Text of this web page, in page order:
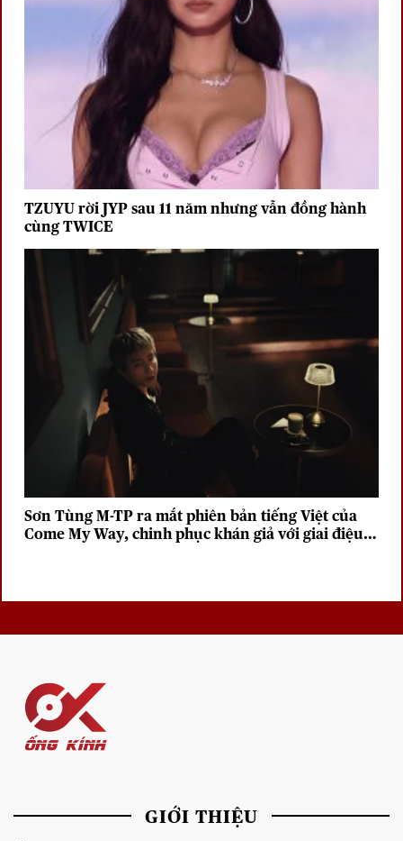
TZUYU rời JYP sau 11 năm nhưng vẫn đồng hành
cùng TWICE
Sơn Tùng M-TP ra mắt phiên bản tiếng Việt của
Come My Way, chinh phục khán giả với giai điệu
GIỚI THIỆU